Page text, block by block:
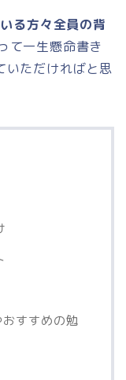
る方々全員の背
て一生懸命書き
いただければと思
すすめの勉